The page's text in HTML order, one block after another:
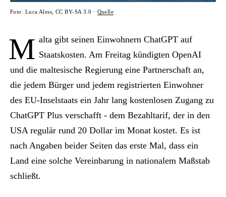
Foto: Luca Aless, CC BY-SA 3.0 · Quelle
M alta gibt seinen Einwohnern ChatGPT auf
Staatskosten. Am Freitag kündigten OpenAI
und die maltesische Regierung eine Partnerschaft an,
die jedem Bürger und jedem registrierten Einwohner
des EU-Inselstaats ein Jahr lang kostenlosen Zugang zu
ChatGPT Plus verschafft - dem Bezahltarif, der in den
USA regulär rund 20 Dollar im Monat kostet. Es ist
nach Angaben beider Seiten das erste Mal, dass ein
Land eine solche Vereinbarung in nationalem Maßstab
schließt.